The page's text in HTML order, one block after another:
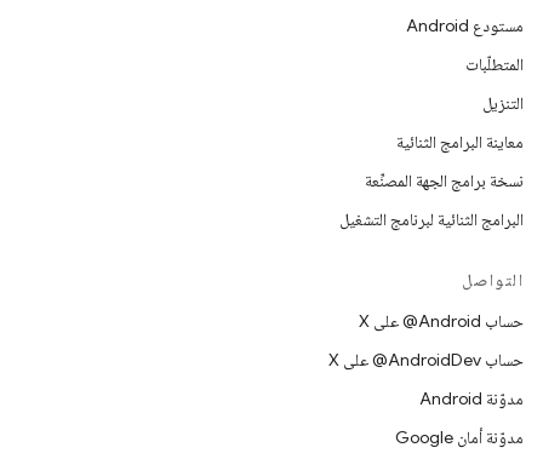
مستودع Android
المتطلّبات
التنزيل
معاينة البرامج الثنائية
نسخة برامج الجهة المصنِّعة
البرامج الثنائية لبرنامج التشغيل
التواصل
حساب ‎@Android على X
حساب ‎@AndroidDev على X
مدوّنة Android
مدوّنة أمان Google